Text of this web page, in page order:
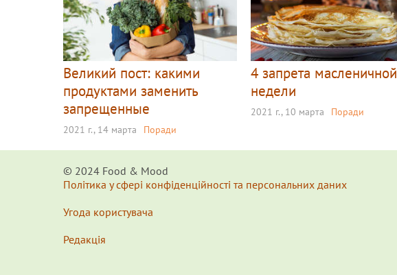
Великий пост: какими
продуктами заменить
запрещенные
2021 г., 14 марта Поради
4 запрета масленичной
недели
2021 г., 10 марта Поради
© 2024 Food & Мood
Політика у сфері конфіденційності та персональних даних
Угода користувача
Редакція